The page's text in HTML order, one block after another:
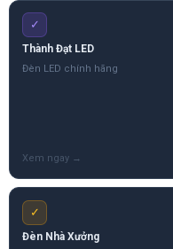
✓
Thành Đạt LED
Đèn LED chính hãng
✓
Đèn Nhà Xưởng